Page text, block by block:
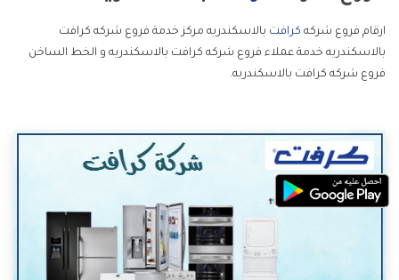
ارقام فروع شركه كرافت بالاسكندريه مركز خدمة فروع شركه كرافت
بالاسكندريه خدمة عملاء فروع شركه كرافت بالاسكندريه و الخط الساخن
فروع شركه كرافت بالاسكندريه.